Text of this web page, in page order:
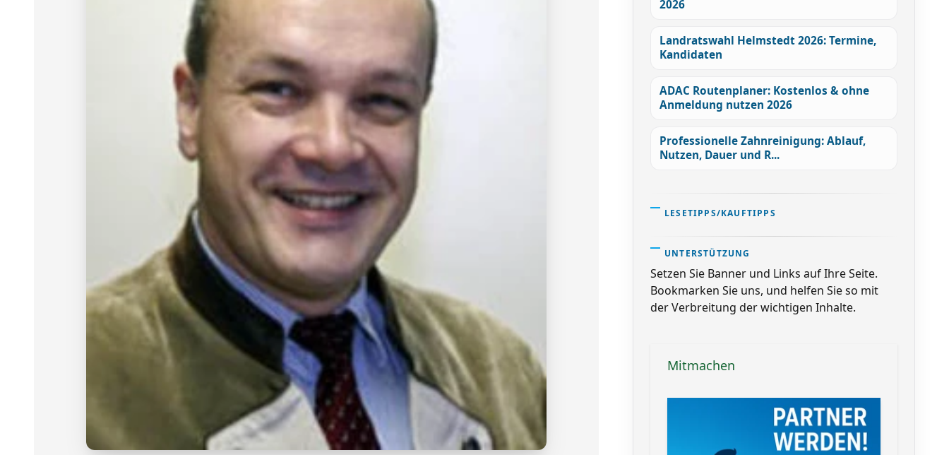
2026
Landratswahl Helmstedt 2026: Termine,
Kandidaten
ADAC Routenplaner: Kostenlos & ohne
Anmeldung nutzen 2026
Professionelle Zahnreinigung: Ablauf,
Nutzen, Dauer und R...
LESETIPPS/KAUFTIPPS
UNTERSTÜTZUNG
Setzen Sie Banner und Links auf Ihre Seite.
Bookmarken Sie uns, und helfen Sie so mit
der Verbreitung der wichtigen Inhalte.
Mitmachen